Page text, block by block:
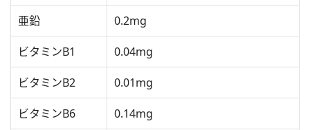
亜鉛 0.2mg
ビタミンB1 0.04mg
ビタミンB2 0.01mg
ビタミンB6 0.14mg